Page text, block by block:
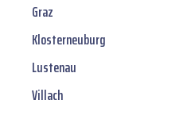
Graz
Klosterneuburg
Lustenau
Villach